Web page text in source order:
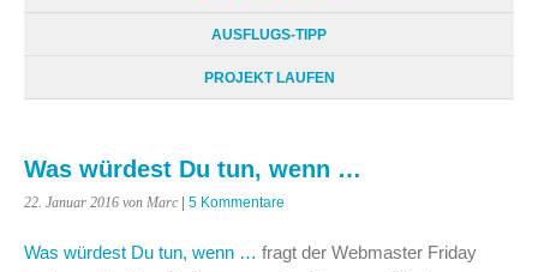
AUSFLUGS-TIPP
PROJEKT LAUFEN
Was würdest Du tun, wenn …
22. Januar 2016 von Marc | 5 Kommentare
Was würdest Du tun, wenn … fragt der Webmaster Friday